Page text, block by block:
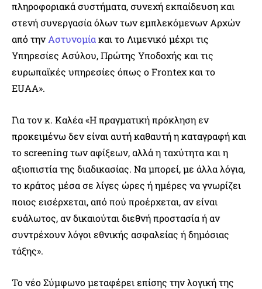
πληροφοριακά συστήματα, συνεχή εκπαίδευση και
στενή συνεργασία όλων των εμπλεκόμενων Αρχών
από τηνΑστυνομίακαι το Λιμενικό μέχρι τις
Υπηρεσίες Ασύλου, Πρώτης Υποδοχής και τις
ευρωπαϊκές υπηρεσίες όπως ο Frontex και το
EUAA».
Για τον κ. Καλέα «Η πραγματική πρόκληση εν
προκειμένω δεν είναι αυτή καθαυτή η καταγραφή και
το screening των αφίξεων, αλλά η ταχύτητα και η
αξιοπιστία της διαδικασίας. Να μπορεί, με άλλα λόγια,
το κράτος μέσα σε λίγες ώρες ή ημέρες να γνωρίζει
ποιος εισέρχεται, από πού προέρχεται, αν είναι
ευάλωτος, αν δικαιούται διεθνή προστασία ή αν
συντρέχουν λόγοι εθνικής ασφαλείας ή δημόσιας
τάξης».
Το νέο Σύμφωνο μεταφέρει επίσης την λογική της